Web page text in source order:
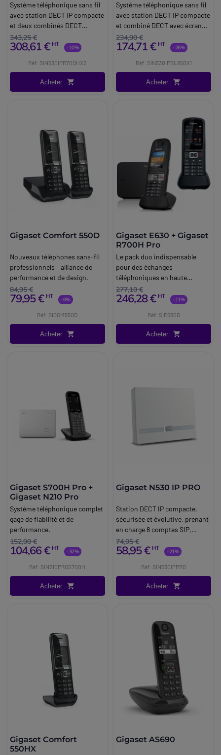
Gigaset R700H Pro
Système téléphonique sans fil
avec station DECT IP compacte
et deux combinés DECT
robuste certifiés IP65.
343,25 €
308,61 € HT -10%
Réf: SIN530IPR700HX2
Acheter
Gigaset SL850H Pro
Système téléphonique sans fil
avec station DECT IP compacte
et combiné DECT avec écran
couleur et Bluetooth 5.1.
234,90 €
174,71 € HT -26%
Réf: SIN530IPSL850X1
Acheter
Gigaset Comfort 550D
Nouveaux téléphones sans-fil
professionnels – alliance de
performance et de design.
84,95 €
79,95 € HT -6%
Réf: SICOM550D
Acheter
Gigaset E630 + Gigaset
R700H Pro
Le pack duo indispensable
pour des échanges
téléphoniques en haute
définition.
277,10 €
246,28 € HT -11%
Réf: SIE630D
Acheter
Gigaset S700H Pro +
Gigaset N210 Pro
Système téléphonique complet
gage de fiabilité et de
performance.
152,90 €
104,66 € HT -32%
Réf: SIN210PROS700H
Acheter
Gigaset N530 IP PRO
Station DECT IP compacte,
sécurisée et évolutive, prenant
en charge 8 comptes SIP,
parfaite pour les petites
entreprises.
74,95 €
58,95 € HT -21%
Réf: SIN530IPPRO
Acheter
Gigaset Comfort
550HX
Gigaset AS690